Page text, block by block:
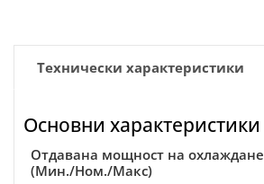
Технически характеристики
Основни характеристики
Отдавана мощност на охлаждане
(Мин./Ном./Макс)